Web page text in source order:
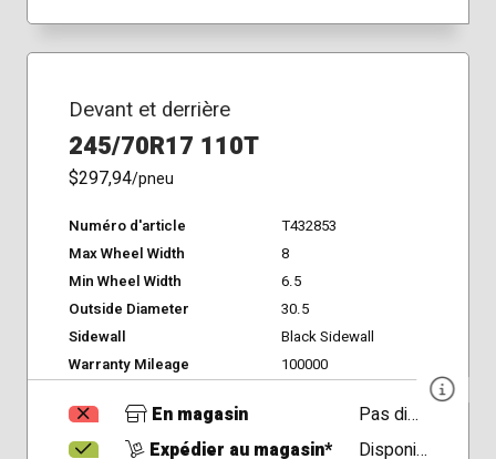
Devant et derrière
245/70R17 110T
$297,94/pneu
Numéro d'article
T432853
Max Wheel Width
8
Min Wheel Width
6.5
Outside Diameter
30.5
Sidewall
Black Sidewall
Warranty Mileage
100000
En magasin
Pas disponible
Expédier au magasin*
Disponible